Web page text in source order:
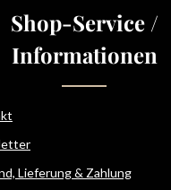
Shop-Service /
Informationen
Lieferung & Zahlung